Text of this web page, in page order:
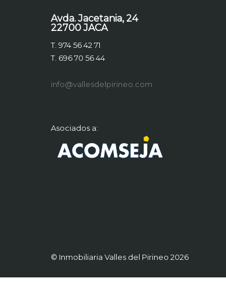
Avda. Jacetania, 24
22700 JACA
T. 974 56 42 71
T. 696 70 56 44
info@vallesdelpirineo.com
Asociados a:
© Inmobiliaria Valles del Pirineo 2026